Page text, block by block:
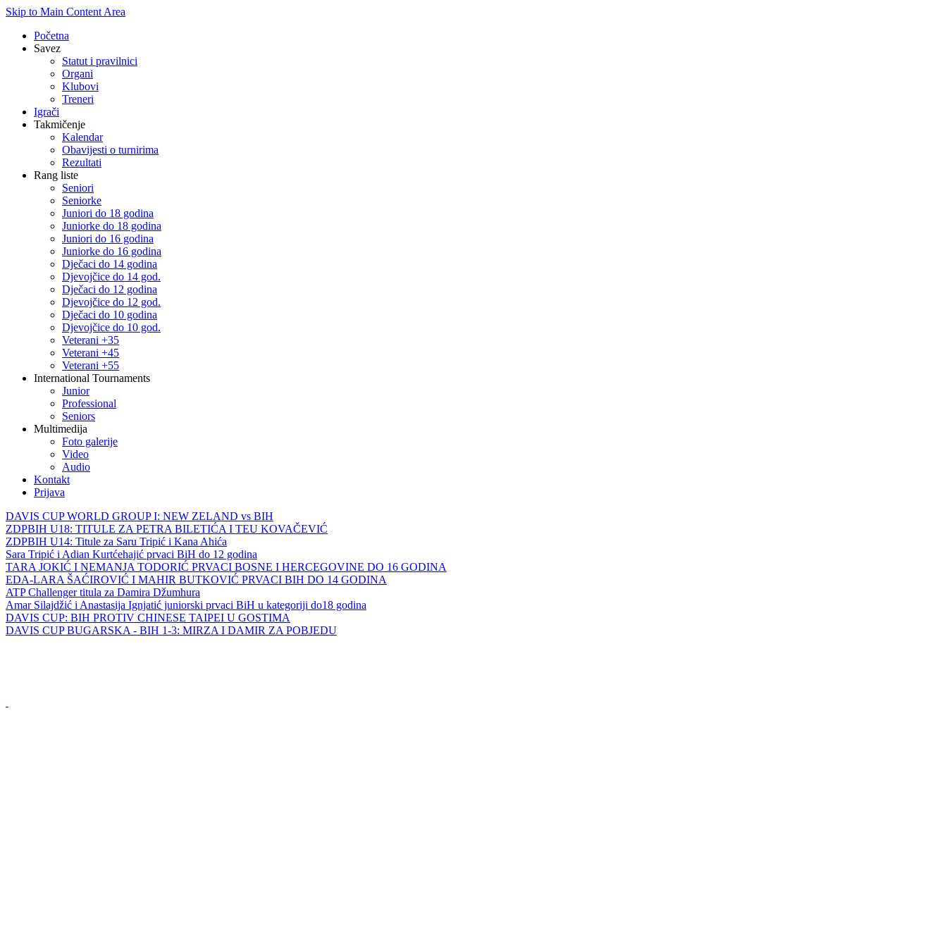
Skip to Main Content Area
Početna
Savez
Statut i pravilnici
Organi
Klubovi
Treneri
Igrači
Takmičenje
Kalendar
Obavijesti o turnirima
Rezultati
Rang liste
Seniori
Seniorke
Juniori do 18 godina
Juniorke do 18 godina
Juniori do 16 godina
Juniorke do 16 godina
Dječaci do 14 godina
Djevojčice do 14 god.
Dječaci do 12 godina
Djevojčice do 12 god.
Dječaci do 10 godina
Djevojčice do 10 god.
Veterani +35
Veterani +45
Veterani +55
International Tournaments
Junior
Professional
Seniors
Multimedija
Foto galerije
Video
Audio
Kontakt
Prijava
DAVIS CUP WORLD GROUP I: NEW ZELAND vs BIH
ZDPBIH U18: TITULE ZA PETRA BILETIĆA I TEU KOVAČEVIĆ
ZDPBIH U14: Titule za Saru Tripić i Kana Ahića
Sara Tripić i Adian Kurtćehajić prvaci BiH do 12 godina
TARA JOKIĆ I NEMANJA TODORIĆ PRVACI BOSNE I HERCEGOVINE DO 16 GODINA
EDA-LARA ŠAĆIROVIĆ I MAHIR BUTKOVIĆ PRVACI BIH DO 14 GODINA
ATP Challenger titula za Damira Džumhura
Amar Silajdžić i Anastasija Ignjatić juniorski prvaci BiH u kategoriji do18 godina
DAVIS CUP: BIH PROTIV CHINESE TAIPEI U GOSTIMA
DAVIS CUP BUGARSKA - BIH 1-3: MIRZA I DAMIR ZA POBJEDU